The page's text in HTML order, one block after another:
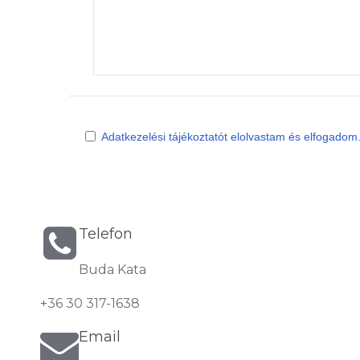
Adatkezelési tájékoztatót elolvastam és elfogadom.
Telefon
Buda Kata
+36 30 317-1638
Email